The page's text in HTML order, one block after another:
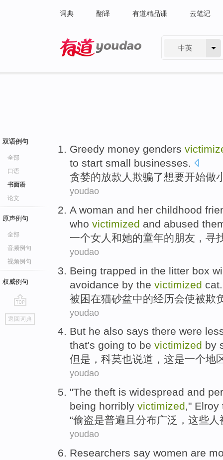
词典 翻译 有道精品课 云笔记
中英
双语例句
全部
口语
书面语
论文
原声例句
全部
音频例句
视频例句
权威例句
go
top
返回词典
Greedy money genders
to start small businesses.
贪婪的放款 人欺骗了想要开始做
youdao
A woman and her childhood
who victimized and abused
一个女人 和她的童年的朋友 ， 寻
youdao
Being trapped in the litter box
avoidance by the victimized cat
被困在猫砂盆中的经历会使被欺
youdao
But he also says there were
that's going to be victimized by
但是 ， 科莫也说道 ，这是一个地
youdao
"The theft is widespread and
being horribly victimized," Elroy
“偷盗是普遍 且分布广泛 ， 这些人
youdao
Researchers say women are